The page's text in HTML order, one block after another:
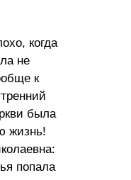
когда
не
к
была
жизнь!
попала